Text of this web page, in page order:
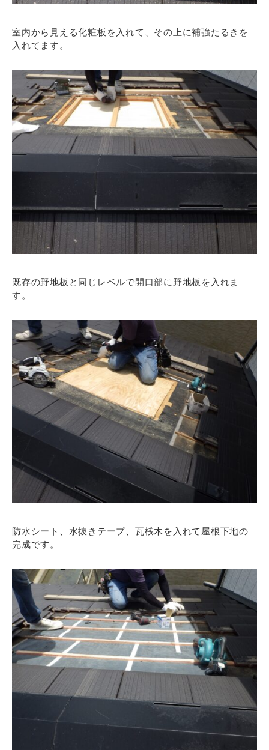
室内から見える化粧板を入れて、その上に補強たるきを
入れてます。
既存の野地板と同じレベルで開口部に野地板を入れま
す。
防水シート、水抜きテープ、瓦桟木を入れて屋根下地の
完成です。